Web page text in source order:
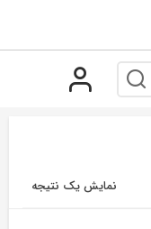
نمایش یک نتیجه